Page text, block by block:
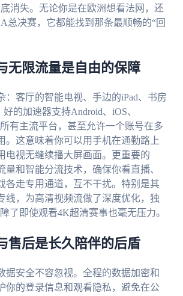
消失。无论你是在欧洲想看法网，还
总决赛，它都能找到那条最顺畅的“回
无限流量是自由的保障
：客厅的智能电视、手边的iPad、书房
的加速器支持Android、iOS、
所有主流平台，甚至允许一个账号在多
。这意味着你可以用手机在通勤路上
电视无缝续播大屏画面。更重要的
量和智能分流技术，确保你看直播、
各走专用通道，互不干扰。特别是其
线，为高清视频流做了深度优化，独
了即使观看4K超清赛事也毫无压力。
售后是长久陪伴的后盾
据安全不容忽视。全程的数据加密和
你的登录信息和观看隐私，避免在公